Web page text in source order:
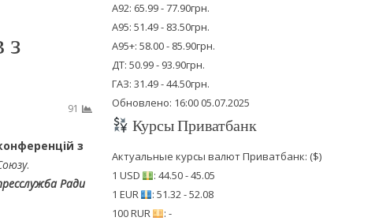
з
91
з
.
Ради
А92: 65.99 - 77.90грн.
А95: 51.49 - 83.50грн.
А95+: 58.00 - 85.90грн.
ДТ: 50.99 - 93.90грн.
ГАЗ: 31.49 - 44.50грн.
Обновлено: 16:00 05.07.2025
Курсы Приватбанк
Актуальные курсы валют Приватбанк: ($)
1 USD
: 44.50 - 45.05
1 EUR
: 51.32 - 52.08
100 RUR
: -